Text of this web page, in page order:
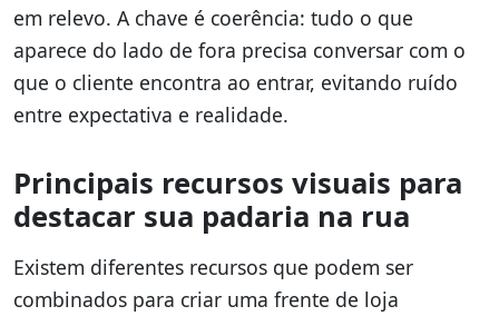
em relevo. A chave é coerência: tudo o que
aparece do lado de fora precisa conversar com o
que o cliente encontra ao entrar, evitando ruído
entre expectativa e realidade.
Principais recursos visuais para
destacar sua padaria na rua
Existem diferentes recursos que podem ser
combinados para criar uma frente de loja